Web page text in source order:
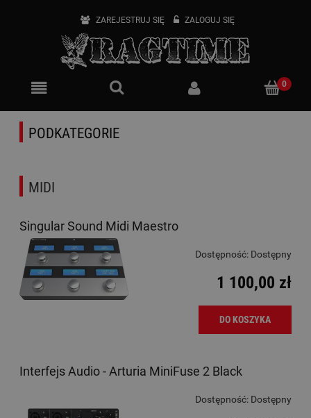
ZAREJESTRUJ SIĘ ZALOGUJ SIĘ
PODKATEGORIE
MIDI
Singular Sound Midi Maestro
Dostępność: Dostępny
1 100,00 zł
DO KOSZYKA
Interfejs Audio - Arturia MiniFuse 2 Black
Dostępność: Dostępny